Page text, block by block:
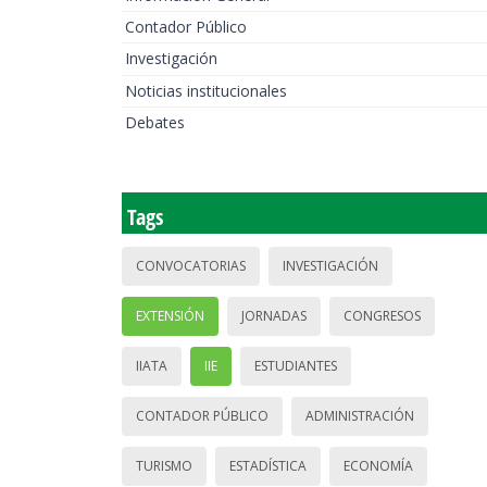
Contador Público
Investigación
Noticias institucionales
Debates
Tags
CONVOCATORIAS INVESTIGACIÓN
EXTENSIÓN JORNADAS CONGRESOS
IIATA IIE ESTUDIANTES
CONTADOR PÚBLICO ADMINISTRACIÓN
TURISMO ESTADÍSTICA ECONOMÍA